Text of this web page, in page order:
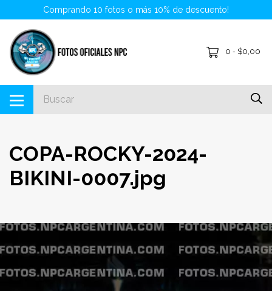
Comprando 10 fotos o más 10% de descuento!
0 - $0,00
COPA-ROCKY-2024-
BIKINI-0007.jpg